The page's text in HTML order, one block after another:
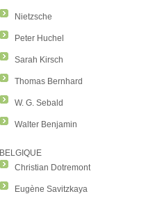
Nietzsche
Peter Huchel
Sarah Kirsch
Thomas Bernhard
W. G. Sebald
Walter Benjamin
BELGIQUE
Christian Dotremont
Eugène Savitzkaya